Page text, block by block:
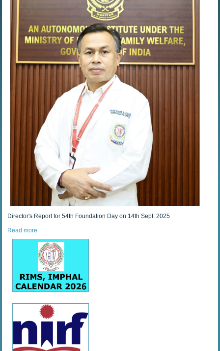
Director's Report for 54th Foundation Day on 14th Sept. 2025
Read more